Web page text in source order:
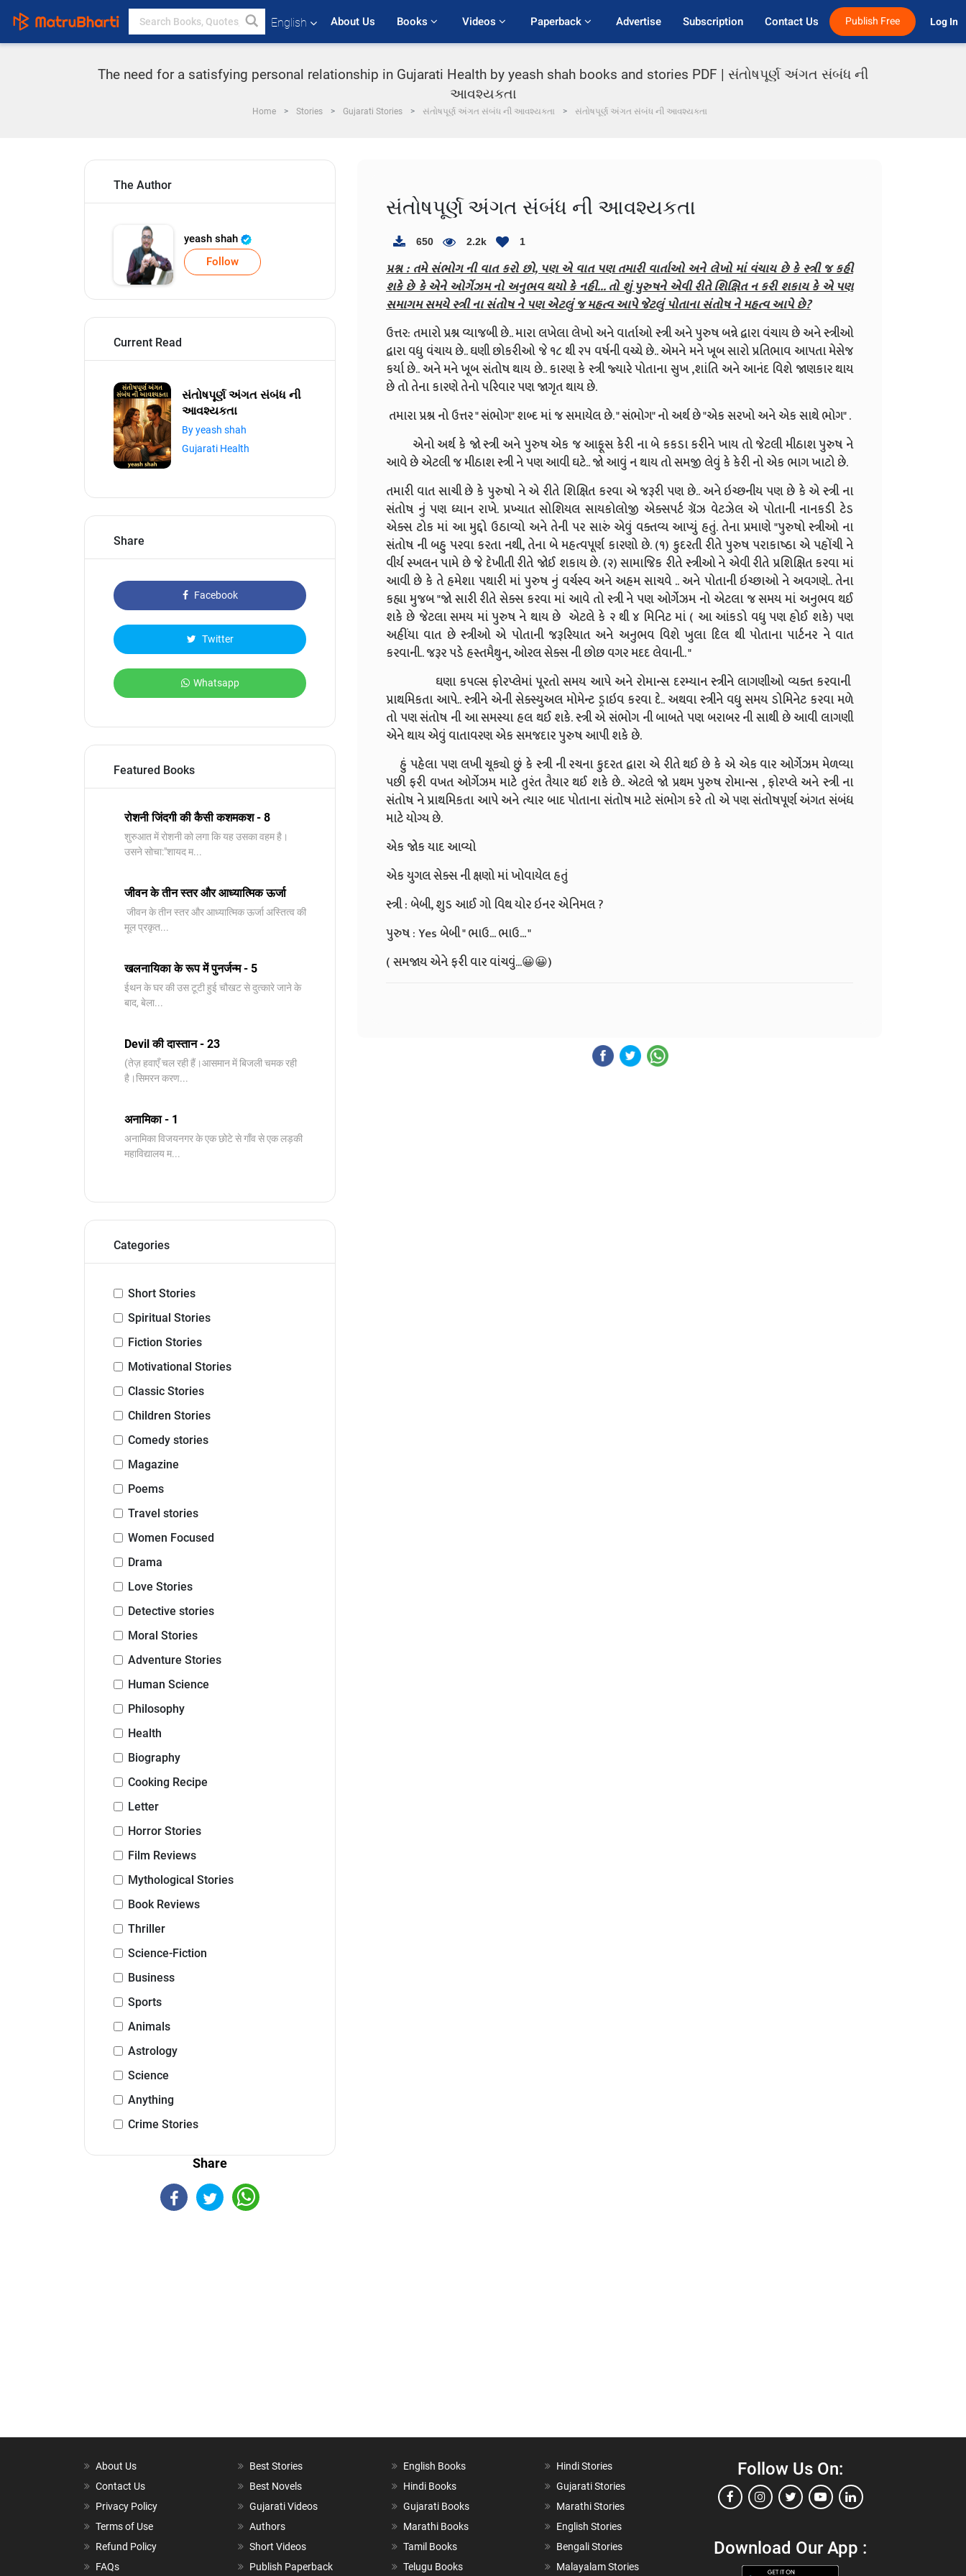
English About Us Books Videos Paperback Advertise Subscription Contact Us Publish Free Log In
The need for a satisfying personal relationship in Gujarati Health by yeash shah books and stories PDF | સંતોષપૂર્ણ અંગત સંબંધ ની
આવશ્યકતા
Home Stories Gujarati Stories સંતોષપૂર્ણ અંગત સંબંધ ની આવશ્યકતા સંતોષપૂર્ણ અંગત સંબંધ ની આવશ્યકતા
The Author
yeash shah
Follow
Current Read
સંતોષપૂર્ણ અંગત સંબંધ ની
આવશ્યકતા
By yeash shah
Gujarati Health
Share
Facebook
Twitter
Whatsapp
Featured Books
रोशनी जिंदगी की कैसी कशमकश - 8
शुरुआत में रोशनी को लगा कि यह उसका वहम है।
उसने सोचा:"शायद म...
जीवन के तीन स्तर और आध्यात्मिक ऊर्जा
जीवन के तीन स्तर और आध्यात्मिक ऊर्जा अस्तित्व की
मूल प्रकृत...
खलनायिका के रूप में पुनर्जन्म - 5
ईथन के घर की उस टूटी हुई चौखट से दुत्कारे जाने के
बाद, बेला...
Devil की दास्तान - 23
(तेज़ हवाएँ चल रही हैं।आसमान में बिजली चमक रही
है।सिमरन करण...
अनामिका - 1
अनामिका विजयनगर के एक छोटे से गाँव से एक लड़की
महाविद्यालय म...
Categories
Short Stories
Spiritual Stories
Fiction Stories
Motivational Stories
Classic Stories
Children Stories
Comedy stories
Magazine
Poems
Travel stories
Women Focused
Drama
Love Stories
Detective stories
Moral Stories
Adventure Stories
Human Science
Philosophy
Health
Biography
Cooking Recipe
Letter
Horror Stories
Film Reviews
Mythological Stories
Book Reviews
Thriller
Science-Fiction
Business
Sports
Animals
Astrology
Science
Anything
Crime Stories
Share
સંતોષપૂર્ણ અંગત સંબંધ ની આવશ્યકતા
650 2.2k 1
પ્રશ્ન : તમે સંભોગ ની વાત કરો છો, પણ એ વાત પણ તમારી વાર્તાઓ અને લેખો માં વંચાય છે કે સ્ત્રી જ કહી
શકે છે કે એને ઓર્ગેઝમ નો અનુભવ થયો કે નહી... તો શું પુરુષને એવી રીતે શિક્ષિત ન કરી શકાય કે એ પણ
સમાગમ સમયે સ્ત્રી ના સંતોષ ને પણ એટલું જ મહત્વ આપે જેટલું પોતાના સંતોષ ને મહત્વ આપે છે?
ઉત્તર: તમારો પ્રશ્ન વ્યાજબી છે.. મારા લખેલા લેખો અને વાર્તાઓ સ્ત્રી અને પુરુષ બન્ને દ્વારા વંચાય છે અને સ્ત્રીઓ
દ્વારા વધુ વંચાય છે.. ઘણી છોકરીઓ જે ૧૮ થી ૨૫ વર્ષની વચ્ચે છે.. એમને મને ખૂબ સારો પ્રતિભાવ આપતા મેસેજ
કર્યા છે.. અને મને ખૂબ સંતોષ થાય છે.. કારણ કે સ્ત્રી જ્યારે પોતાના સુખ ,શાંતિ અને આનંદ વિશે જાણકાર થાય
છે તો તેના કારણે તેનો પરિવાર પણ જાગૃત થાય છે.
તમારા પ્રશ્ન નો ઉત્તર " સંભોગ" શબ્દ માં જ સમાયેલ છે. " સંભોગ" નો અર્થ છે "એક સરખો અને એક સાથે ભોગ" .
એનો અર્થ કે જો સ્ત્રી અને પુરુષ એક જ આફૂસ કેરી ના બે કકડા કરીને ખાય તો જેટલી મીઠાશ પુરુષ ને
આવે છે એટલી જ મીઠાશ સ્ત્રી ને પણ આવી ઘટે.. જો આવું ન થાય તો સમજી લેવું કે કેરી નો એક ભાગ ખાટો છે.
તમારી વાત સાચી છે કે પુરુષો ને એ રીતે શિક્ષિત કરવા એ જરૂરી પણ છે.. અને ઇચ્છનીય પણ છે કે એ સ્ત્રી ના
સંતોષ નું પણ ધ્યાન રાખે. પ્રખ્યાત સોશિયલ સાયકોલોજી એક્સપર્ટ ગ્રૅઝ વેટઝેલ એ પોતાની નાનકડી ટેડ
એક્સ ટોક માં આ મુદ્દો ઉઠાવ્યો અને તેની પર સારું એવું વક્તવ્ય આપ્યું હતું. તેના પ્રમાણે "પુરુષો સ્ત્રીઓ ના
સંતોષ ની બહુ પરવા કરતા નથી, તેના બે મહત્વપૂર્ણ કારણો છે. (૧) કુદરતી રીતે પુરુષ પરાકાષ્ઠા એ પહોંચી ને
વીર્ય સ્ખલન પામે છે જે દેખીતી રીતે જોઈ શકાય છે. (૨) સામાજિક રીતે સ્ત્રીઓ ને એવી રીતે પ્રશિક્ષિત કરવા માં
આવી છે કે તે હમેશા પથારી માં પુરુષ નું વર્ચસ્વ અને અહમ સાચવે .. અને પોતાની ઇચ્છાઓ ને અવગણે.. તેના
કહ્યા મુજબ "જો સારી રીતે સેક્સ કરવા માં આવે તો સ્ત્રી ને પણ ઓર્ગેઝમ નો એટલા જ સમય માં અનુભવ થઈ
શકે છે જેટલા સમય માં પુરુષ ને થાય છે એટલે કે ૨ થી ૪ મિનિટ માં ( આ આંકડો વધુ પણ હોઈ શકે) પણ
અહીંયા વાત છે સ્ત્રીઓ એ પોતાની જરૂરિયાત અને અનુભવ વિશે ખુલા દિલ થી પોતાના પાર્ટનર ને વાત
કરવાની.. જરૂર પડે હસ્તમૈથુન, ઓરલ સેક્સ ની છોછ વગર મદદ લેવાની.. "
ઘણા કપલ્સ ફોરપ્લેમાં પૂરતો સમય આપે અને રોમાન્સ દરમ્યાન સ્ત્રીને લાગણીઓ વ્યક્ત કરવાની
પ્રાથમિકતા આપે.. સ્ત્રીને એની સેક્સ્યુઅલ મોમેન્ટ ડ્રાઇવ કરવા દે.. અથવા સ્ત્રીને વધુ સમય ડોમિનેટ કરવા મળે
તો પણ સંતોષ ની આ સમસ્યા હલ થઈ શકે. સ્ત્રી એ સંભોગ ની બાબતે પણ બરાબર ની સાથી છે આવી લાગણી
એને થાય એવું વાતાવરણ એક સમજદાર પુરુષ આપી શકે છે.
હું પહેલા પણ લખી ચૂક્યો છું કે સ્ત્રી ની રચના કુદરત દ્વારા એ રીતે થઈ છે કે એ એક વાર ઓર્ગેઝમ મેળવ્યા
પછી ફરી વખત ઓર્ગેઝમ માટે તુરંત તૈયાર થઈ શકે છે.. એટલે જો પ્રથમ પુરુષ રોમાન્સ , ફોરપ્લે અને સ્ત્રી ના
સંતોષ ને પ્રાથમિકતા આપે અને ત્યાર બાદ પોતાના સંતોષ માટે સંભોગ કરે તો એ પણ સંતોષપૂર્ણ અંગત સંબંધ
માટે યોગ્ય છે.
એક જોક યાદ આવ્યો
એક યુગલ સેક્સ ની ક્ષણો માં ખોવાયેલ હતું
સ્ત્રી : બેબી, શુડ આઈ ગો વિથ યોર ઇનર એનિમલ ?
પુરુષ : Yes બેબી " ભાઉ... ભાઉ... "
( સમજાય એને ફરી વાર વાંચવું...😀😀)
About Us
Contact Us
Privacy Policy
Terms of Use
Refund Policy
FAQs
Best Stories
Best Novels
Gujarati Videos
Authors
Short Videos
Publish Paperback
English Books
Hindi Books
Gujarati Books
Marathi Books
Tamil Books
Telugu Books
Hindi Stories
Gujarati Stories
Marathi Stories
English Stories
Bengali Stories
Malayalam Stories
Follow Us On:
Download Our App :